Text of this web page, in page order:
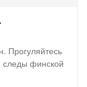
Прогуляйтесь
следы финской